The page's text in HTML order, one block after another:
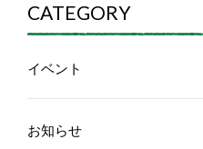
CATEGORY
イベント
お知らせ